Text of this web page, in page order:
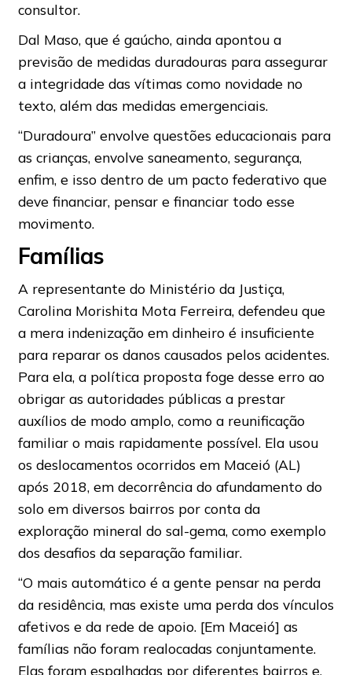
consultor.
Dal Maso, que é gaúcho, ainda apontou a
previsão de medidas duradouras para assegurar
a integridade das vítimas como novidade no
texto, além das medidas emergenciais.
“Duradoura” envolve questões educacionais para
as crianças, envolve saneamento, segurança,
enfim, e isso dentro de um pacto federativo que
deve financiar, pensar e financiar todo esse
movimento.
Famílias
A representante do Ministério da Justiça,
Carolina Morishita Mota Ferreira, defendeu que
a mera indenização em dinheiro é insuficiente
para reparar os danos causados pelos acidentes.
Para ela, a política proposta foge desse erro ao
obrigar as autoridades públicas a prestar
auxílios de modo amplo, como a reunificação
familiar o mais rapidamente possível. Ela usou
os deslocamentos ocorridos em Maceió (AL)
após 2018, em decorrência do afundamento do
solo em diversos bairros por conta da
exploração mineral do sal-gema, como exemplo
dos desafios da separação familiar.
“O mais automático é a gente pensar na perda
da residência, mas existe uma perda dos vínculos
afetivos e da rede de apoio. [Em Maceió] as
famílias não foram realocadas conjuntamente.
Elas foram espalhadas por diferentes bairros e,